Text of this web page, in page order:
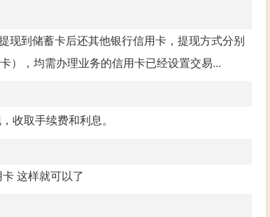
现到储蓄卡后还其他银行信用卡，提现方式分别
），均需办理业务的信用卡已经设置交易...
收取手续费和利息。
这样就可以了